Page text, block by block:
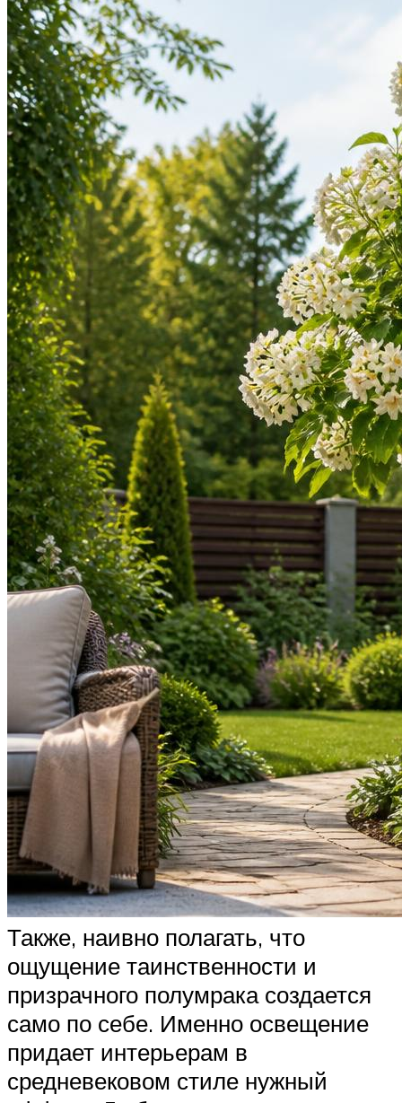
Также, наивно полагать, что
ощущение таинственности и
призрачного полумрака создается
само по себе. Именно освещение
придает интерьерам в
средневековом стиле нужный